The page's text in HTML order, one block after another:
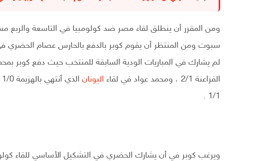
ومن المقرر أن ينطلق لقاء مصر ضد كولومبيا في التاسعة والربع
سبوت ومن المنتظر أن يقوم كوبر بالدفع بالحارس عصام الحضري
لم يشارك في المباريات الودية السابقة للمنتخب حيث دفع كوبر
الفراعنة 2/1 ، ومحمد عواد في لقاء
اليونان
1/1 .
ويرغب كوبر في أن يشارك الحضري في التشكيل الأساسي للقاء